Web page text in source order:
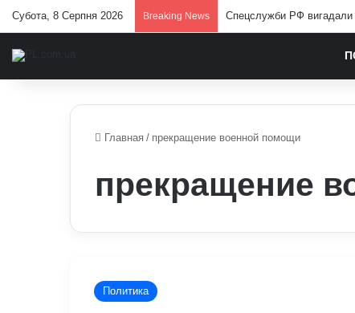
Субота, 8 Серпня 2026 Breaking News Спецслужби РФ вигадали
Главная / прекращение военной помощи
прекращение
партия
Германии
Политика